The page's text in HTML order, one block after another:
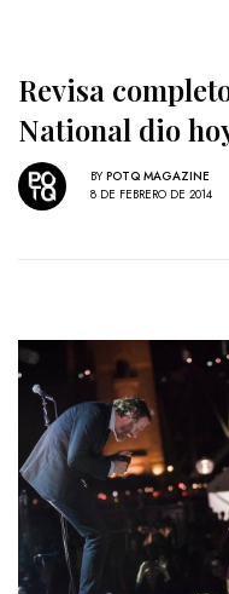
Revisa
National dio
BY POTQ MAGAZINE
8 DE FEBRERO DE 2014